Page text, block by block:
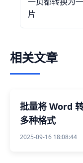
片
相关文章
批量将 Word
多种格式
2025-09-16 18:08:44